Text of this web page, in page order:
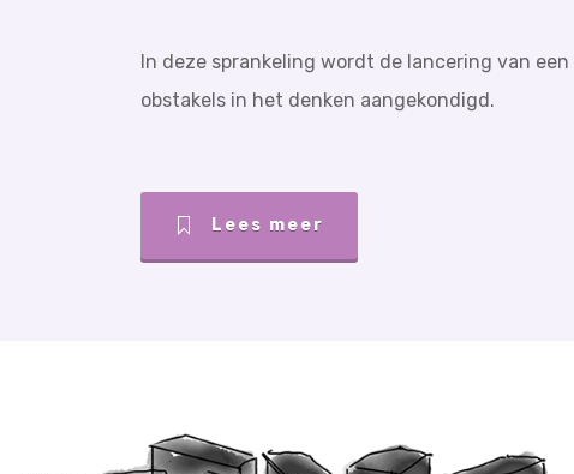
In deze sprankeling wordt de lancering van
obstakels in het denken aangekondigd.
Lees meer